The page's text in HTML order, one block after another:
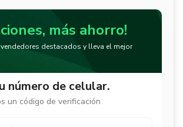
más ahorro!
destacados y lleva el mejor
número de celular.
un código de verificación